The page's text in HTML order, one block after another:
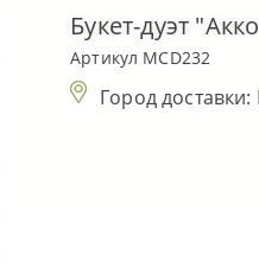
Букет-дуэт
Артикул MCD232
Город